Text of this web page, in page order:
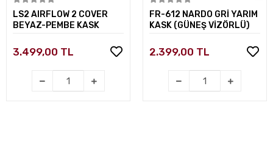
Sepete Ekle
LS2 AIRFLOW 2 COVER
BEYAZ-PEMBE KASK
3.499,00 TL
Sepete Ekle
FR-612 NARDO GRİ YARIM
KASK (GÜNEŞ VİZÖRLÜ)
2.399,00 TL